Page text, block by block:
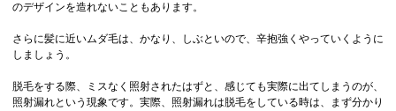
のデザインを造れないこともあります。
さらに髪に近いムダ毛は、かなり、しぶといので、辛抱強くやっていくように
しましょう。
脱毛をする際、ミスなく照射されたはずと、感じても実際に出てしまうのが、
照射漏れという現象です。実際、照射漏れは脱毛をしている時は、まず分かり